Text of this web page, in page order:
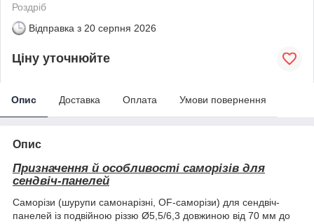
Роздріб
Відправка з 20 серпня 2026
Ціну уточнюйте
Опис Доставка Оплата Умови повернення
Опис
Призначення й особливості саморізів для
сендвіч-панелей
Саморізи (шурупи самонарізні, OF-саморізи) для сендвіч-
панелей із подвійною різзю Ø5,5/6,3 довжиною від 70 мм до